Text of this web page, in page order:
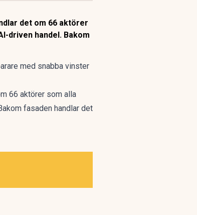
det om 66 aktörer
driven handel. Bakom
med snabba vinster
66 aktörer som alla
fasaden handlar det